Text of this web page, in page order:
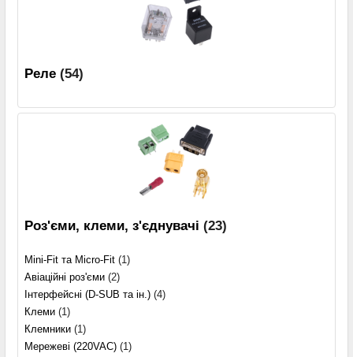
Реле (54)
Роз'єми, клеми, з'єднувачі (23)
Mini-Fit та Micro-Fit (1)
Авіаційні роз'єми (2)
Інтерфейсні (D-SUB та ін.) (4)
Клеми (1)
Клемники (1)
Мережеві (220VAC) (1)